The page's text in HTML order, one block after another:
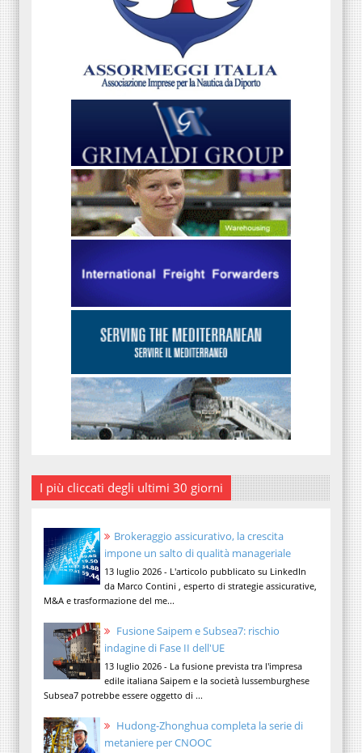
I più cliccati degli ultimi 30 giorni
Brokeraggio assicurativo, la crescita
impone un salto di qualità manageriale
13 luglio 2026 - L'articolo pubblicato su LinkedIn
da Marco Contini , esperto di strategie assicurative,
M&A e trasformazione del me...
Fusione Saipem e Subsea7: rischio
indagine di Fase II dell'UE
13 luglio 2026 - La fusione prevista tra l'impresa
edile italiana Saipem e la società lussemburghese
Subsea7 potrebbe essere oggetto di ...
Hudong-Zhonghua completa la serie di
metaniere per CNOOC